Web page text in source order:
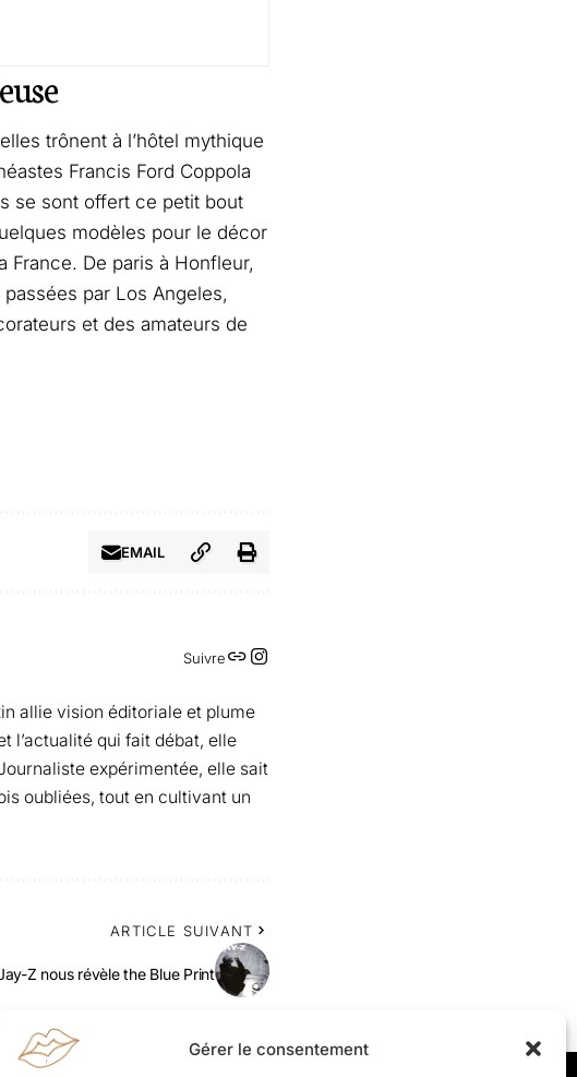
Gérer le consentement
trônent à l’hôtel mythique
Francis Ford Coppola
se sont offert ce petit bout
modèles pour le décor
France. De paris à Honfleur,
par Los Angeles,
et des amateurs de
EMAIL
Suivre
allie vision éditoriale et plume
l’actualité qui fait débat, elle
expérimentée, elle sait
oubliées, tout en cultivant un
ARTICLE SUIVANT
Z nous révèle the Blue Print